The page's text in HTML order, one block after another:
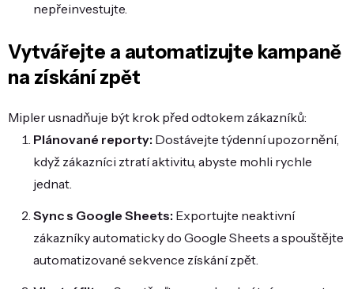
nepřeinvestujte.
Vytvářejte a automatizujte kampaně
na získání zpět
Mipler usnadňuje být krok před odtokem zákazníků:
Plánované reporty: Dostávejte týdenní upozornění,
když zákazníci ztratí aktivitu, abyste mohli rychle
jednat.
Sync s Google Sheets: Exportujte neaktivní
zákazníky automaticky do Google Sheets a spouštějte
automatizované sekvence získání zpět.